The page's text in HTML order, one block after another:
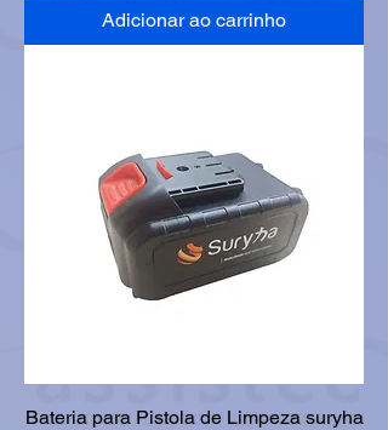
Adicionar ao carrinho
Bateria para Pistola de Limpeza suryha